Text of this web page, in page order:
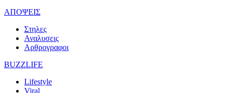
ΑΠΟΨΕΙΣ
Στηλες
Αναλυσεις
Αρθρογραφοι
BUZZLIFE
Lifestyle
Viral